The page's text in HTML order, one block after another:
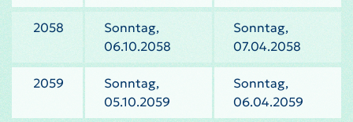
2058
Sonntag,
06.10.2058
Sonntag,
07.04.2058
2059
Sonntag,
05.10.2059
Sonntag,
06.04.2059